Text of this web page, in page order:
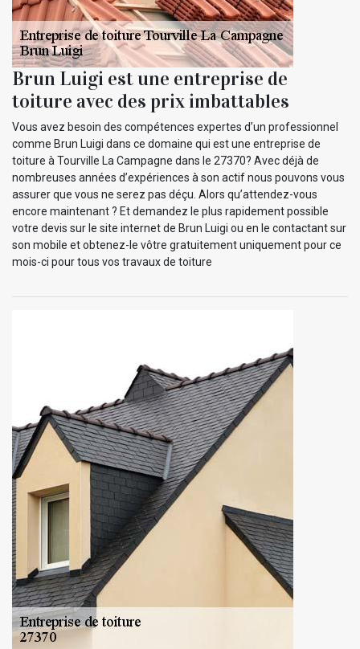
Brun Luigi est une entreprise de
toiture avec des prix imbattables
Vous avez besoin des compétences expertes d’un professionnel
comme Brun Luigi dans ce domaine qui est une entreprise de
toiture à Tourville La Campagne dans le 27370? Avec déjà de
nombreuses années d’expériences à son actif nous pouvons vous
assurer que vous ne serez pas déçu. Alors qu’attendez-vous
encore maintenant ? Et demandez le plus rapidement possible
votre devis sur le site internet de Brun Luigi ou en le contactant sur
son mobile et obtenez-le vôtre gratuitement uniquement pour ce
mois-ci pour tous vos travaux de toiture